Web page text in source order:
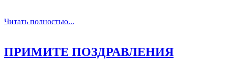
Читать полностью...
ПРИМИТЕ ПОЗДРАВЛЕНИЯ